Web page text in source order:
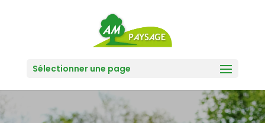
Sélectionner une page